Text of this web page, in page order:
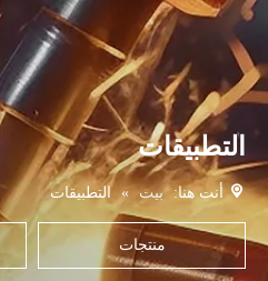
التطبيقات
أنت هنا: بيت » التطبيقات
منتجات